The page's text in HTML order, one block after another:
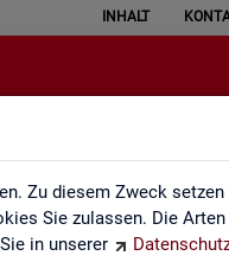
Zu diesem Zweck
Sie zulassen. Die
in unserer
INHALT